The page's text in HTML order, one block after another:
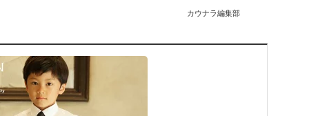
カウナラ編集部